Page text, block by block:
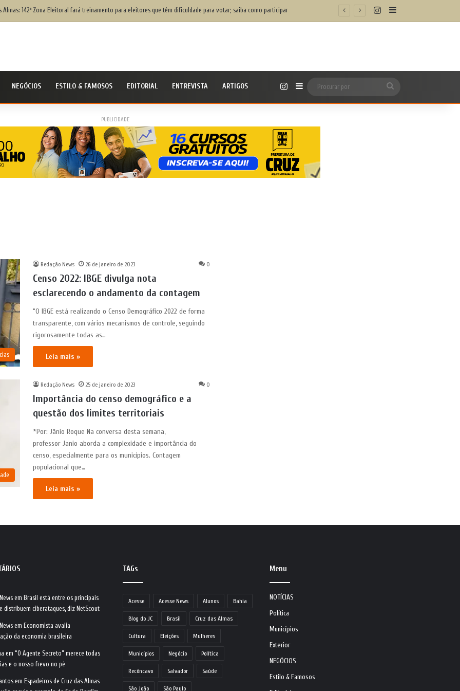
Almas: 142ª Zona Eleitoral fará treinamento para eleitores que têm dificuldade para votar; saiba como participar InstagramBarra Lateral
NEGÓCIOS ESTILO & FAMOSOS EDITORIAL ENTREVISTA ARTIGOS InstagramBarra Lateral
por
PUBLICIDADE
Redação News 26 de janeiro de 2023 0
Censo 2022: IBGE divulga nota
esclarecendo o andamento da contagem
“O IBGE está realizando o Censo Demográfico 2022 de forma
transparente, com vários mecanismos de controle, seguindo
rigorosamente todas as…
Leia mais »
Redação News 25 de janeiro de 2023 0
Importância do censo demográfico e a
questão dos limites territoriais
*Por: Jânio Roque Na conversa desta semana,
professor Janio aborda a complexidade e importância do
censo, especialmente para os municípios. Contagem
populacional que…
Leia mais »
em Brasil está entre os principais
distribuem ciberataques, diz NetScout
em Economista avalia
da economia brasileira
em“O Agente Secreto” merece todas
e o nosso frevo no pé
em Espadeiros de Cruz das Almas
TAGs
Acesse Acesse News Alunos Bahia
Blog do JC Brasil Cruz das Almas
Cultura Eleições Mulheres
Municípios Negócio Política
Recôncavo Salvador Saúde
São João São Paulo
Menu
NOTÍCIAS
Política
Municípios
Exterior
NEGÓCIOS
Estilo & Famosos